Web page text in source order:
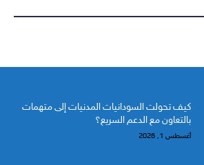
كيف تحولت السودانيات المدنيات إلى متهمات
بالتعاون مع الدعم السريع؟
أغسطس 1, 2026